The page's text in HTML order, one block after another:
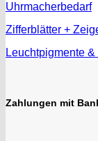
Uhrmacherbedarf
Zifferblätter +
Leuchtpigmente &
Zahlungen mit